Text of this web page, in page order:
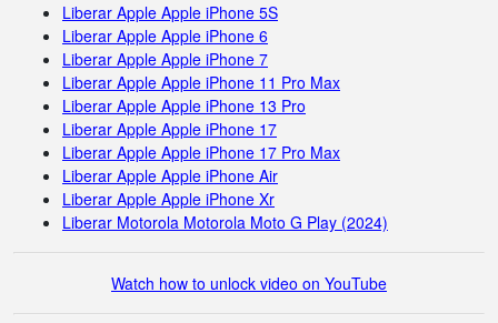
Liberar Apple Apple iPhone 5S
Liberar Apple Apple iPhone 6
Liberar Apple Apple iPhone 7
Liberar Apple Apple iPhone 11 Pro Max
Liberar Apple Apple iPhone 13 Pro
Liberar Apple Apple iPhone 17
Liberar Apple Apple iPhone 17 Pro Max
Liberar Apple Apple iPhone Air
Liberar Apple Apple iPhone Xr
Liberar Motorola Motorola Moto G Play (2024)
Watch how to unlock video on YouTube